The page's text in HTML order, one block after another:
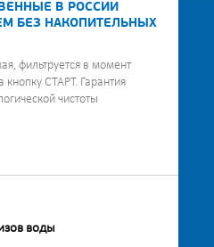
В РОССИИ
БЕЗ НАКОПИТЕЛЬНЫХ
фильтруется в момент
кнопку СТАРТ. Гарантия
чистоты
воды